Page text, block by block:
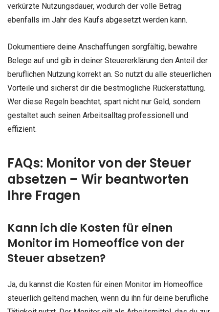
verkürzte Nutzungsdauer, wodurch der volle Betrag
ebenfalls im Jahr des Kaufs abgesetzt werden kann.
Dokumentiere deine Anschaffungen sorgfältig, bewahre
Belege auf und gib in deiner Steuererklärung den Anteil der
beruflichen Nutzung korrekt an. So nutzt du alle steuerlichen
Vorteile und sicherst dir die bestmögliche Rückerstattung.
Wer diese Regeln beachtet, spart nicht nur Geld, sondern
gestaltet auch seinen Arbeitsalltag professionell und
effizient.
FAQs: Monitor von der Steuer
absetzen – Wir beantworten
Ihre Fragen
Kann ich die Kosten für einen
Monitor im Homeoffice von der
Steuer absetzen?
Ja, du kannst die Kosten für einen Monitor im Homeoffice
steuerlich geltend machen, wenn du ihn für deine berufliche